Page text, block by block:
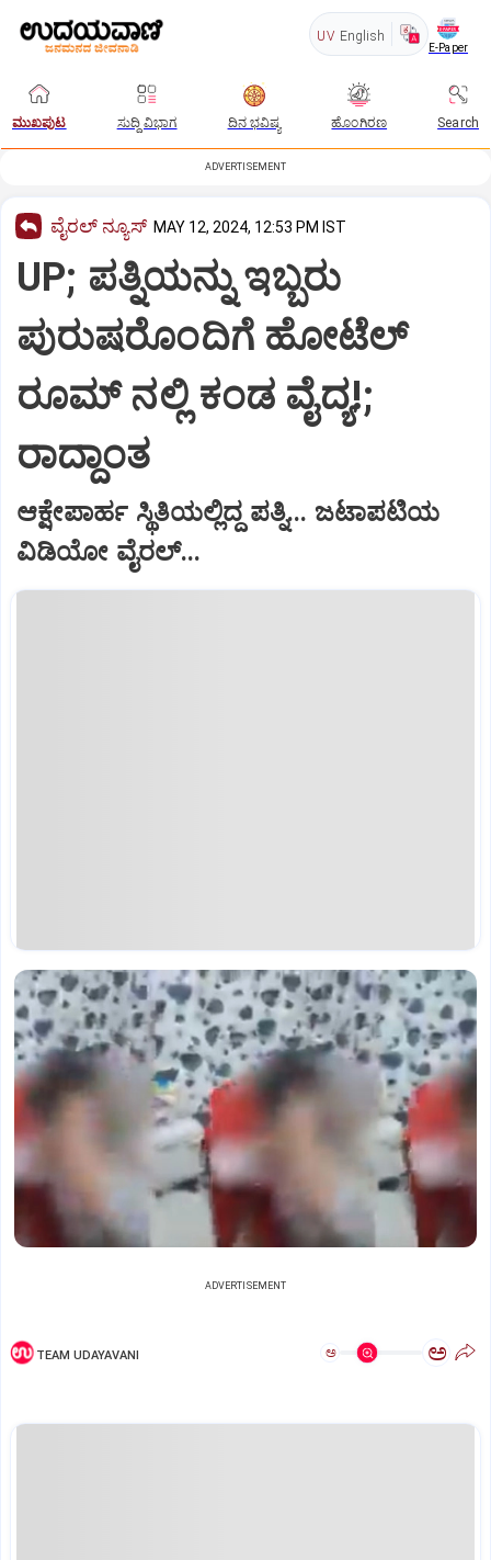
UV English
E-Paper
ಮುಖಪುಟ ಸುದ್ದಿ ವಿಭಾಗ ದಿನ ಭವಿಷ್ಯ ಹೊಂಗಿರಣ Search
ADVERTISEMENT
ವೈರಲ್ ನ್ಯೂಸ್ MAY 12, 2024, 12:53 PM IST
UP; ಪತ್ನಿಯನ್ನು ಇಬ್ಬರು
ಪುರುಷರೊಂದಿಗೆ ಹೋಟೆಲ್
ರೂಮ್ ನಲ್ಲಿ ಕಂಡ ವೈದ್ಯ!;
ರಾದ್ದಾಂತ
ಆಕ್ಷೇಪಾರ್ಹ ಸ್ಥಿತಿಯಲ್ಲಿದ್ದ ಪತ್ನಿ... ಜಟಾಪಟಿಯ
ವಿಡಿಯೋ ವೈರಲ್...
ADVERTISEMENT
TEAM UDAYAVANI ಅ ಅ